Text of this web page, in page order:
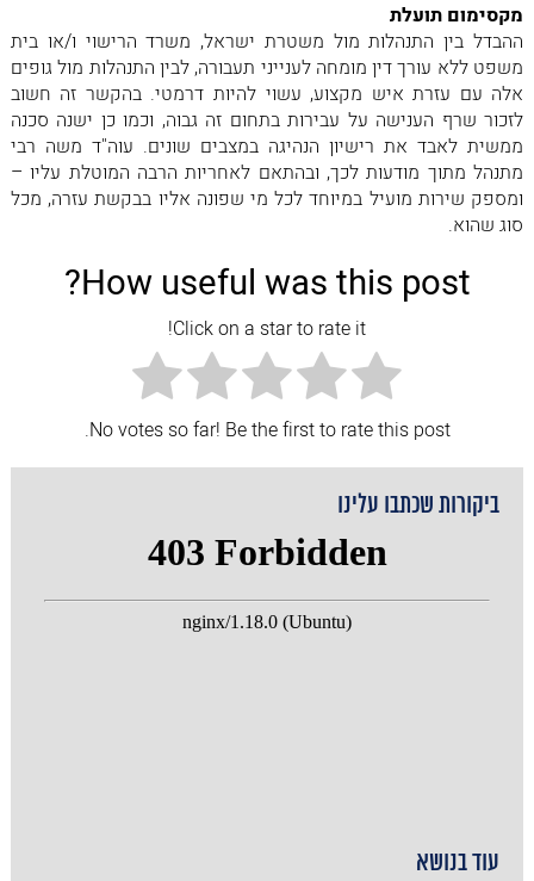
מקסימום תועלת
ההבדל בין התנהלות מול משטרת ישראל, משרד הרישוי ו/או בית
משפט ללא עורך דין מומחה לענייני תעבורה, לבין התנהלות מול גופים
אלה עם עזרת איש מקצוע, עשוי להיות דרמטי. בהקשר זה חשוב
לזכור שרף הענישה על עבירות בתחום זה גבוה, וכמו כן ישנה סכנה
ממשית לאבד את רישיון הנהיגה במצבים שונים. עוה"ד משה רבי
מתנהל מתוך מודעות לכך, ובהתאם לאחריות הרבה המוטלת עליו –
ומספק שירות מועיל במיוחד לכל מי שפונה אליו בבקשת עזרה, מכל
סוג שהוא.
How useful was this post?
Click on a star to rate it!
No votes so far! Be the first to rate this post.
ביקורות שכתבו עלינו
עוד בנושא